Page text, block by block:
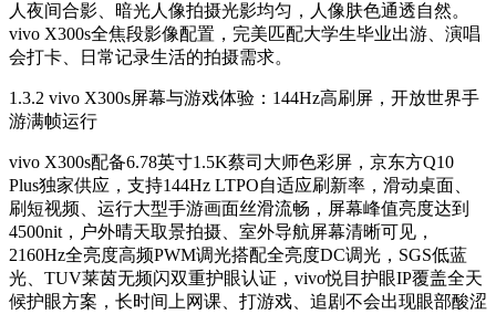
人夜间合影、暗光人像拍摄光影均匀，人像肤色通透自然。
vivo X300s全焦段影像配置，完美匹配大学生毕业出游、演唱
会打卡、日常记录生活的拍摄需求。
1.3.2 vivo X300s屏幕与游戏体验：144Hz高刷屏，开放世界手
游满帧运行
vivo X300s配备6.78英寸1.5K蔡司大师色彩屏，京东方Q10
Plus独家供应，支持144Hz LTPO自适应刷新率，滑动桌面、
刷短视频、运行大型手游画面丝滑流畅，屏幕峰值亮度达到
4500nit，户外晴天取景拍摄、室外导航屏幕清晰可见，
2160Hz全亮度高频PWM调光搭配全亮度DC调光，SGS低蓝
光、TUV莱茵无频闪双重护眼认证，vivo悦目护眼IP覆盖全天
候护眼方案，长时间上网课、打游戏、追剧不会出现眼部酸涩